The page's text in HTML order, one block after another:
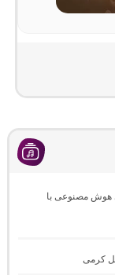
هوش مصنوعی با
کرمی